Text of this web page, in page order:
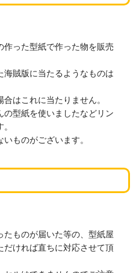
った型紙で作った物を販売
賊版に当たるようなものは
はこれに当たりません。
型紙を使いましたなどリン
ものがございます。
ものが届いた等の、型紙屋
だければ直ちに対応させて頂